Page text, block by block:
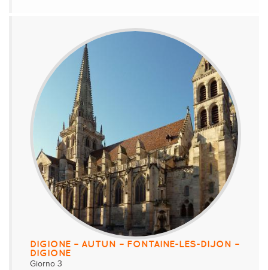
DIGIONE – AUTUN – FONTAINE-LES-DIJON –
DIGIONE
Giorno 3